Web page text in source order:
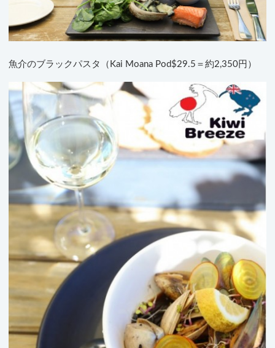
魚介のブラックパスタ（Kai Moana Pod$29.5＝約2,350円）